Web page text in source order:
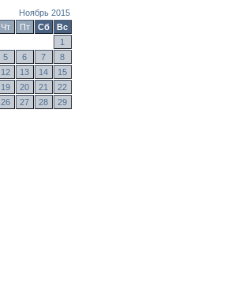
Ноябрь 2015
Чт Пт Сб
Вс
1
5 6 7
8
12 13 14
15
19 20 21
22
26 27 28
29